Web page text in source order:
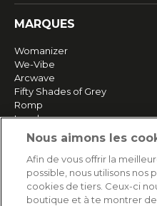
MARQUES
Womanizer
We-Vibe
Arcwave
Fifty Shades of Grey
Romp
Lovehoney
Happy Rabbit
Plus de marques
SERVICE
Nous aimons les
Afin de vous offrir la
possible, nous utilisons nos
cookies de tiers. Ceux-ci
boutique et à te montrer